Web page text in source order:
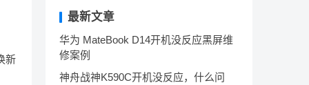
新
最新文章
华为 MateBook D14开机没反应黑屏维
修案例
神舟战神K590C开机没反应，什么问